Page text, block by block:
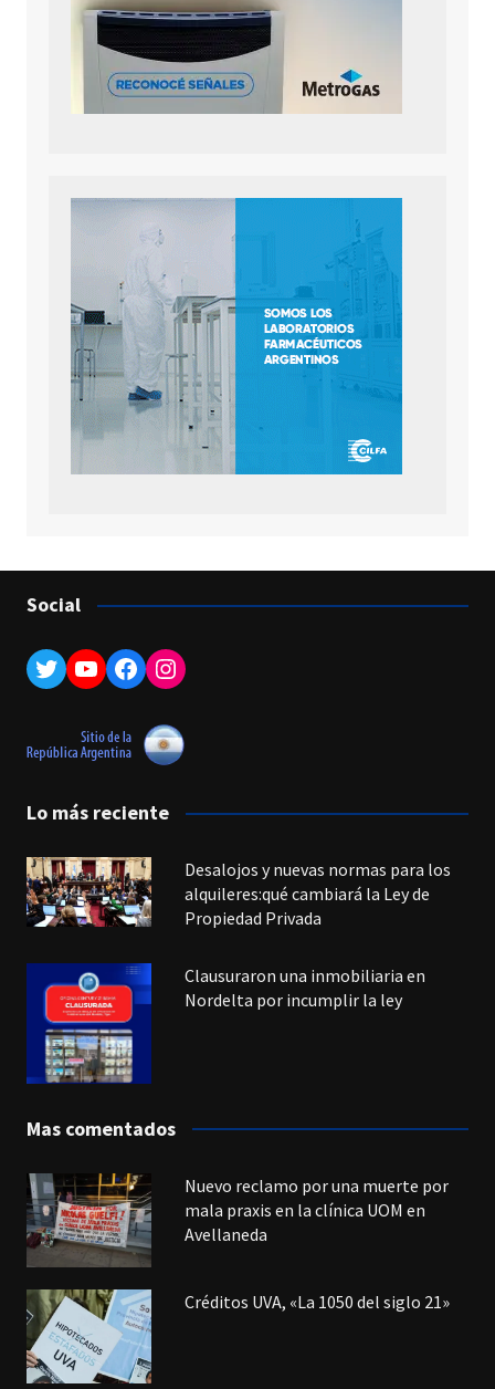
Social
Twitter
YouTube
Facebook
Instagram
Lo más reciente
Desalojos y nuevas normas para los
alquileres:qué cambiará la Ley de
Propiedad Privada
Clausuraron una inmobiliaria en
Nordelta por incumplir la ley
Mas comentados
Nuevo reclamo por una muerte por
mala praxis en la clínica UOM en
Avellaneda
Créditos UVA, «La 1050 del siglo 21»